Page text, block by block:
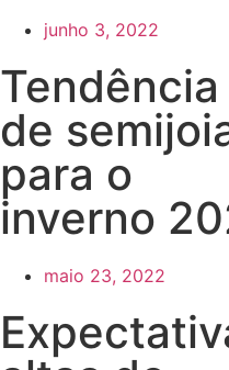
junho 3, 2022
Tendência
de
para o
inverno
maio 23, 2022